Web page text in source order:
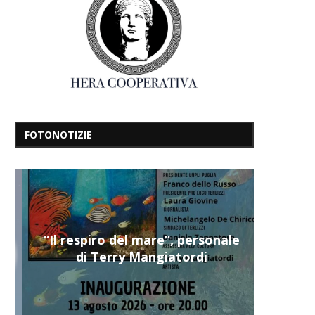
FOTONOTIZIE
“Il respiro del mare”, personale
di Terry Mangiatordi